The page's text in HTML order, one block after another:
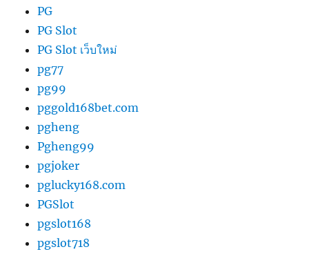
PG
PG Slot
PG Slot เว็บใหม่
pg77
pg99
pggold168bet.com
pgheng
Pgheng99
pgjoker
pglucky168.com
PGSlot
pgslot168
pgslot718